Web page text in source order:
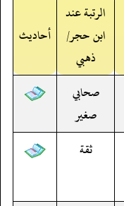
الرتبة عند
ابن حجر/
ذهبي
أحاديث
صحابي
صغير
ثقة